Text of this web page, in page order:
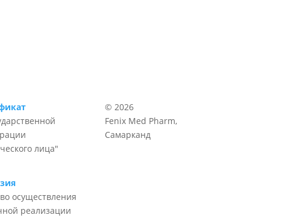
лица"
осуществления
реализации
© 2026
Fenix Med Pharm,
Самарканд